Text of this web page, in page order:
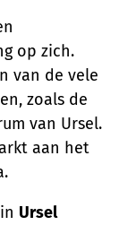
op zich.
van de vele
zoals de
van Ursel.
aan het
Ursel